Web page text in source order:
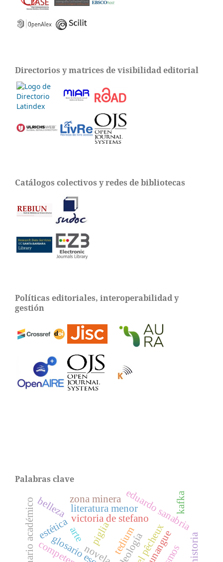
Directorios y matrices de visibilidad editorial
Catálogos colectivos y redes de bibliotecas
Políticas editoriales, interoperabilidad y
gestión
Palabras clave
ideología
estética tedium
novela
victoria de stefanoeduardo sanabria
literatura menor
piglia
kafka
belleza
historia
arte
zona minera